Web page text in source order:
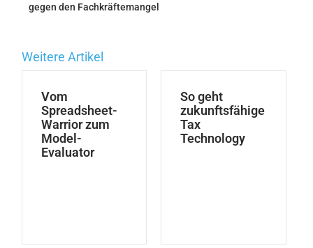
gegen den Fachkräftemangel
Weitere Artikel
Vom
Spreadsheet-
Warrior zum
Model-
Evaluator
So geht
zukunftsfähige
Tax
Technology